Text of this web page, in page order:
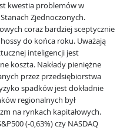
kwestia problemów w
Zjednoczonych.
coraz bardziej sceptycznie
do końca roku. Uważają
inteligencji jest
koszta. Nakłady pieniężne
przez przedsiębiorstwa
spadków jest dokładnie
regionalnych był
na rynkach kapitałowych.
(-0,63%) czy NASDAQ